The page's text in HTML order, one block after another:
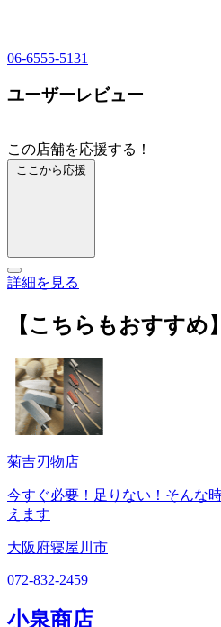
06-6555-5131
ユーザーレビュー
この店舗を応援する！
ここから応援
詳細を見る
【こちらもおすすめ】
菊吉刃物店
今すぐ必要！足りない！そんな
えます
大阪府寝屋川市
072-832-2459
小泉商店